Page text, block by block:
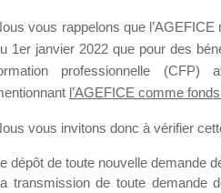
Organismes de Formation qui
forum dédié au support sur lequel
inscrit(e)pour pouvoir
vous rappelons que
1er janvier 2022 que pour des
professionnelle
l’AGEFICE comme
vous invitons donc à vérifier
dépôt de toute nouvelle demande
transmission de toute demande